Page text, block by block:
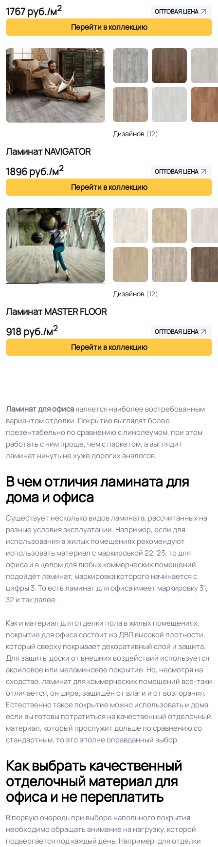
1767руб./м2 ОПТОВАЯ ЦЕНА
Перейти в коллекцию
Ламинат NAVIGATOR
1896руб./м2 ОПТОВАЯ ЦЕНА
Перейти в коллекцию
Дизайнов (12)
Ламинат MASTER FLOOR
918руб./м2 ОПТОВАЯ ЦЕНА
Перейти в коллекцию
Дизайнов (12)
Ламинат для офисаявляется наиболее востребованным
вариантом отделки. Покрытие выглядят более
презентабельно по сравнению с линолеумом, при этом
работать с ним проще, чем с паркетом, а выглядит
ламинат ничуть не хуже дорогих аналогов.
В чем отличия ламината для
дома и офиса
Существует несколько видов ламината, рассчитанных на
разные условия эксплуатации. Например, если для
использования в жилых помещениях рекомендуют
использовать материал с маркировкой 22, 23, то для
офиса и в целом для любых коммерческих помещений
подойдёт ламинат, маркировка которого начинается с
цифры 3. То есть ламинат для офиса имеет маркировку 31,
32 и так далее.
Как и материал для отделки пола в жилых помещениях,
покрытие для офиса состоит из ДВП высокой плотности,
который сверху покрывает декоративный слой и защита.
Для защиты доски от внешних воздействий используется
акриловое или меламиновое покрытие. Но, несмотря на
сходство, ламинат для коммерческих помещений все-таки
отличается, он шире, защищён от влаги и от возгорания.
Естественно такое покрытие можно использовать и дома,
если вы готовы потратиться на качественный отделочный
материал, который прослужит дольше по сравнению со
стандартным, то это вполне оправданный выбор.
Как выбрать качественный
отделочный материал для
офиса и не переплатить
В первую очередь при выборе напольного покрытия
необходимо обращать внимание на нагрузку, которой
подвергается под каждый день. Например, для отделки